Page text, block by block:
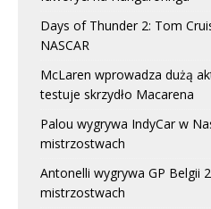
Days of Thunder 2: Tom
NASCAR
McLaren wprowadza dużą
testuje skrzydło Macarena
Palou wygrywa IndyCar w
mistrzostwach
Antonelli wygrywa GP Belgii
mistrzostwach